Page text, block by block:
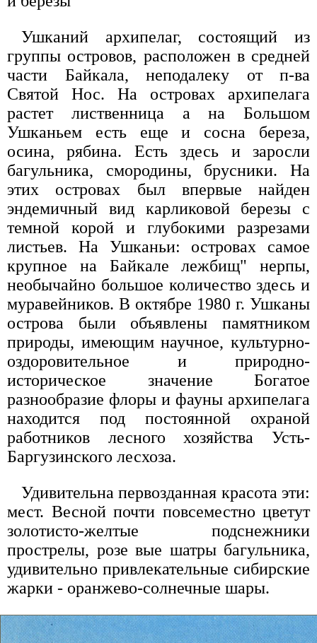
Ушканий архипелаг, состоящий из
группы островов, расположен в средней
части Байкала, неподалеку от п-ва
Святой Нос. На островах архипелага
растет лиственница а на Большом
Ушканьем есть еще и сосна береза,
осина, рябина. Есть здесь и заросли
багульника, смородины, брусники. На
этих островах был впервые найден
эндемичный вид карликовой березы с
темной корой и глубокими разрезами
листьев. На Ушканьи: островах самое
крупное на Байкале лежбищ" нерпы,
необычайно большое количество здесь и
муравейников. В октябре 1980 г. Ушканы
острова были объявлены памятником
природы, имеющим научное, культурно-
оздоровительное и природно-
историческое значение Богатое
разнообразие флоры и фауны архипелага
находится под постоянной охраной
работников лесного хозяйства Усть-
Баргузинского лесхоза.
Удивительна первозданная красота эти:
мест. Весной почти повсеместно цветут
золотисто-желтые подснежники
прострелы, розе вые шатры багульника,
удивительно привлекательные сибирские
жарки - оранжево-солнечные шары.